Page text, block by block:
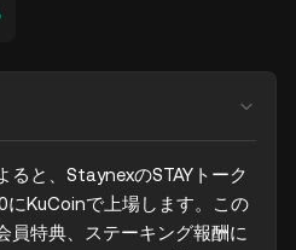
ると、StaynexのSTAYトーク
KuCoinで上場します。この
員特典、ステーキング報酬に